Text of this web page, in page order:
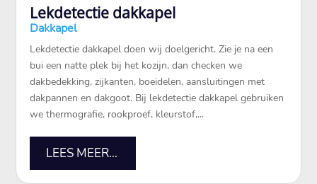
Lekdetectie dakkapel
Dakkapel
Lekdetectie dakkapel doen wij doelgericht.​ Zie je na een
bui een natte plek bij het kozijn, dan checken we
dakbedekking, zijkanten, boeidelen, aansluitingen met
dakpannen en dakgoot.​ Bij lekdetectie dakkapel gebruiken
we thermografie, rookproef, kleurstof,...
LEES MEER...